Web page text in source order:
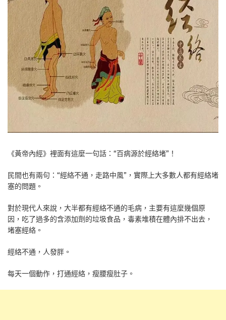
《黃帝內經》裡面有這麼一句話：“百病源於經絡堵”！
民間也有兩句：“經絡不通，走路中風”，實際上大多數人都有經絡堵
塞的問題。
對於現代人來說，大半都有經絡不通的毛病，主要有這麼幾個原
因，吃了過多的含添加劑的垃圾食品，毒素堆積在體內排不出去，
堵塞經絡。
經絡不通，人發胖。
每天一個動作，打通經絡，瘦腰瘦肚子。